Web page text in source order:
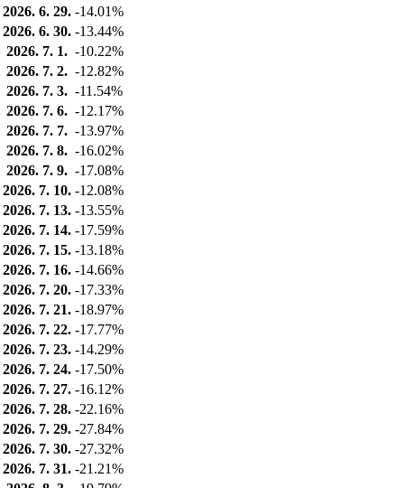
2026. 6. 29. -14.01%
2026. 6. 30. -13.44%
2026. 7. 1. -10.22%
2026. 7. 2. -12.82%
2026. 7. 3. -11.54%
2026. 7. 6. -12.17%
2026. 7. 7. -13.97%
2026. 7. 8. -16.02%
2026. 7. 9. -17.08%
2026. 7. 10. -12.08%
2026. 7. 13. -13.55%
2026. 7. 14. -17.59%
2026. 7. 15. -13.18%
2026. 7. 16. -14.66%
2026. 7. 20. -17.33%
2026. 7. 21. -18.97%
2026. 7. 22. -17.77%
2026. 7. 23. -14.29%
2026. 7. 24. -17.50%
2026. 7. 27. -16.12%
2026. 7. 28. -22.16%
2026. 7. 29. -27.84%
2026. 7. 30. -27.32%
2026. 7. 31. -21.21%